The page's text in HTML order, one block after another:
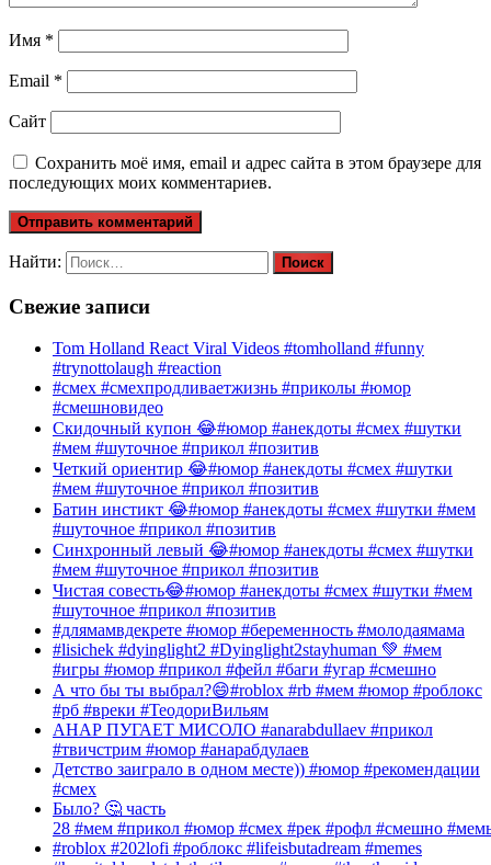
Имя *
Email *
Сайт
Сохранить моё имя, email и адрес сайта в этом браузере для
последующих моих комментариев.
Найти:
Свежие записи
Tom Holland React Viral Videos #tomholland #funny
#trynottolaugh #reaction
#смех #смехпродливаетжизнь #приколы #юмор
#смешновидео
Скидочный купон 😂#юмор #анекдоты #смех #шутки
#мем #шуточное #прикол #позитив
Четкий ориентир 😂#юмор #анекдоты #смех #шутки
#мем #шуточное #прикол #позитив
Батин инстикт 😂#юмор #анекдоты #смех #шутки #мем
#шуточное #прикол #позитив
Синхронный левый 😂#юмор #анекдоты #смех #шутки
#мем #шуточное #прикол #позитив
Чистая совесть😂#юмор #анекдоты #смех #шутки #мем
#шуточное #прикол #позитив
#длямамвдекрете #юмор #беременность #молодаямама
#lisichek #dyinglight2 #Dyinglight2stayhuman 💚 #мем
#игры #юмор #прикол #фейл #баги #угар #смешно
А что бы ты выбрал?😄#roblox #rb #мем #юмор #роблокс
#рб #вреки #ТеодориВильям
АНАР ПУГАЕТ МИСОЛО #anarabdullaev #прикол
#твичстрим #юмор #анарабдулаев
Детство заиграло в одном месте)) #юмор #рекомендации
#смех
Было? 🤔 часть
28 #мем #прикол #юмор #смех #рек #рофл #смешно
#roblox #202lofi #роблокс #lifeisbutadream #memes